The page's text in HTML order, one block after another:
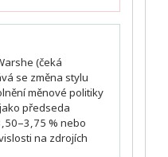
(čeká
se změna stylu
měnové politiky
předseda
% nebo
na zdrojích